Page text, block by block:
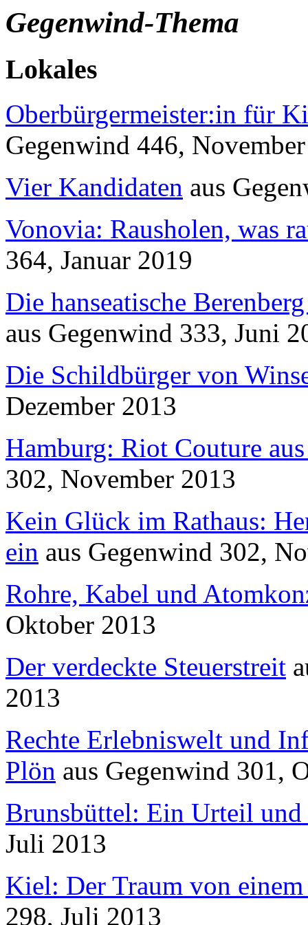
Gegenwind-Thema
Lokales
Oberbürgermeister:in für
Gegenwind 446,
Vier Kandidaten aus
Vonovia: Rausholen, was
364, Januar 2019
Die hanseatische
aus Gegenwind 333, Juni
Die Schildbürger von
Dezember 2013
Hamburg: Riot Couture
302, November 2013
Kein Glück im Rathaus:
ein aus Gegenwind 302,
Rohre, Kabel und
Oktober 2013
Der verdeckte Steuerstreit
2013
Rechte Erlebniswelt und
Plön aus Gegenwind 301,
Brunsbüttel: Ein Urteil und
Juli 2013
Kiel: Der Traum von
298, Juli 2013